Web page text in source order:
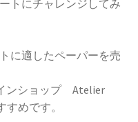
トにチャレンジしてみ
に適したペーパーを売
ンショップ Atelier
めです。